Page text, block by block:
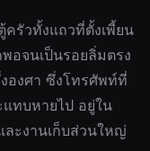
รัวทั้งแถวที่ตั้งเพี้ยน
อจนเป็นรอยลิ่มตรง
องศา ซึ่งโทรศัพท์ที่
แทบหายไป อยู่ใน
ะงานเก็บส่วนใหญ่